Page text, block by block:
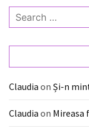
Search
for:
Claudia on Și-n
Claudia on Mireasa